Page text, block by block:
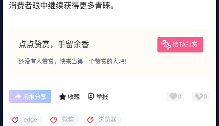
消费者眼中继续获得更多青睐。
点点赞赏，手留余香 给TA打赏
还没有人赞赏，快来当第一个赞赏的人吧！
海报分享 收藏 举报 0 0
edge 微软 浏览器